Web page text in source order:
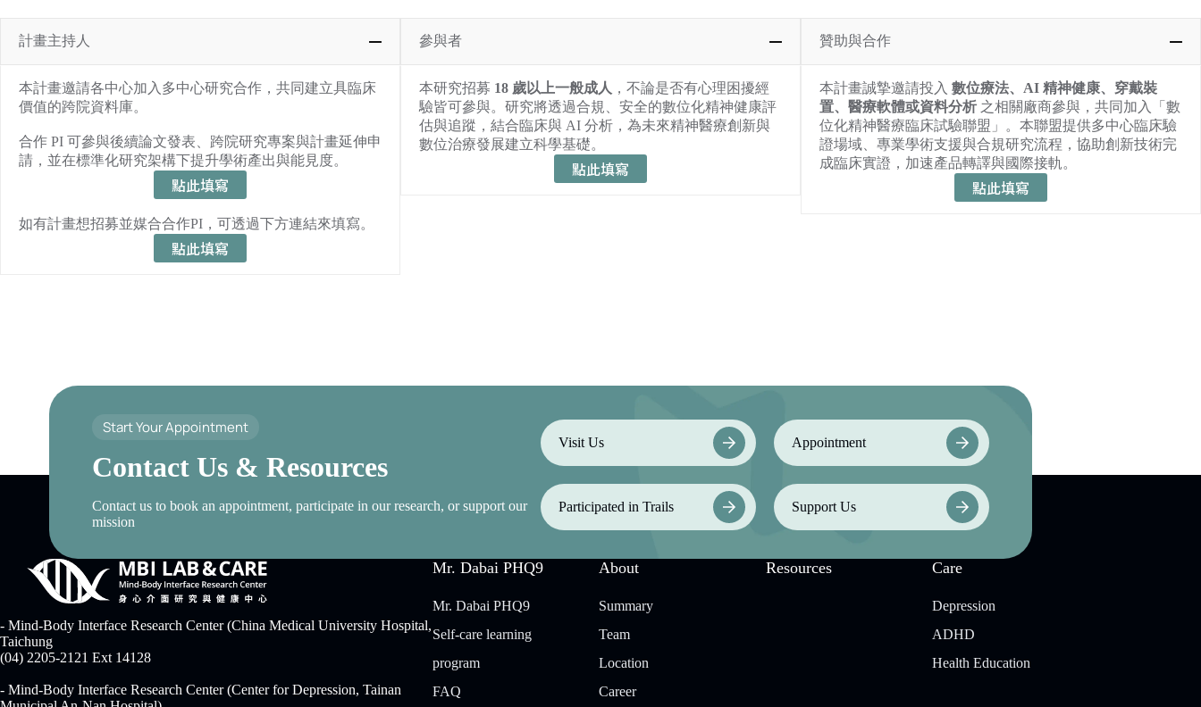
計畫主持人
本計畫邀請各中心加入多中心研究合作，共同建立具臨床
價值的跨院資料庫。
合作 PI 可參與後續論文發表、跨院研究專案與計畫延伸申
請，並在標準化研究架構下提升學術產出與能見度。
點此填寫
如有計畫想招募並媒合合作PI，可透過下方連結來填寫。
點此填寫
參與者
本研究招募 18 歲以上一般成人 ，不論是否有心理困擾經
驗皆可參與。研究將透過合規、安全的數位化精神健康評
估與追蹤，結合臨床與 AI 分析，為未來精神醫療創新與
數位治療發展建立科學基礎。
點此填寫
贊助與合作
本計畫誠摯邀請投入 數位療法、AI 精神健康、穿戴裝
置、醫療軟體或資料分析 之相關廠商參與，共同加入「數
位化精神醫療臨床試驗聯盟」。本聯盟提供多中心臨床驗
證場域、專業學術支援與合規研究流程，協助創新技術完
成臨床實證，加速產品轉譯與國際接軌。
點此填寫
Start Your Appointment
Contact Us & Resources
Contact us to book an appointment, participate in our research, or support our
mission
Visit Us Appointment
Participated in Trails Support Us
- Mind-Body Interface Research Center (China Medical University Hospital,
Taichung
(04) 2205-2121 Ext 14128
- Mind-Body Interface Research Center (Center for Depression, Tainan
Mr. Dabai PHQ9
Mr. Dabai PHQ9
Self-care learning
program
FAQ
About
Summary
Team
Location
Career
Resources Care
Depression
ADHD
Health Education